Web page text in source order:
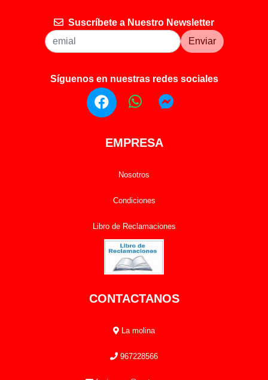
Suscríbete a Nuestro Newsletter
Enviar
Síguenos en nuestras redes sociales
EMPRESA
Nosotros
Condiciones
Libro de Reclamaciones
CONTACTANOS
La molina
967228566